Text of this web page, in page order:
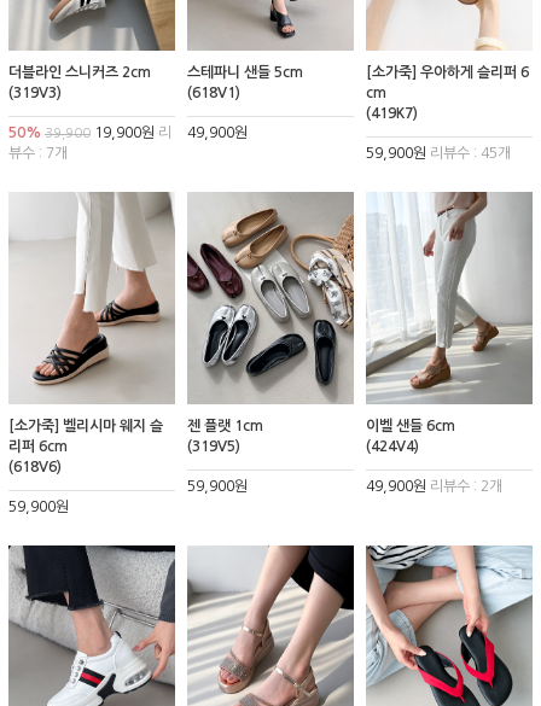
더블라인 스니커즈 2cm
(319V3)
50% 39,900 19,900원 리
뷰수 : 7개
스테파니 샌들 5cm
(618V1)
49,900원
[소가죽] 우아하게 슬리퍼 6
cm
(419K7)
59,900원 리뷰수 : 45개
[소가죽] 벨리시마 웨지 슬
리퍼 6cm
(618V6)
59,900원
젠 플랫 1cm
(319V5)
59,900원
이벨 샌들 6cm
(424V4)
49,900원 리뷰수 : 2개